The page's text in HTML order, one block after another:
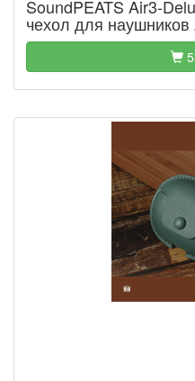
SoundPEATS Air3-
чехол для наушников